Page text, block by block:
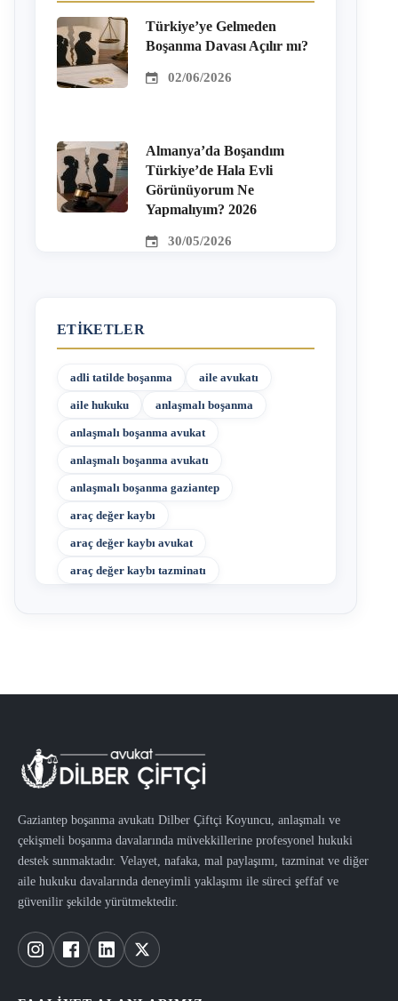
Türkiye’ye Gelmeden
Boşanma Davası Açılır mı?
02/06/2026
Almanya’da Boşandım
Türkiye’de Hala Evli
Görünüyorum Ne
Yapmalıyım? 2026
30/05/2026
ETIKETLER
adli tatilde boşanma aile avukatı
aile hukuku anlaşmalı boşanma
anlaşmalı boşanma avukat
anlaşmalı boşanma avukatı
anlaşmalı boşanma gaziantep
araç değer kaybı
araç değer kaybı avukat
araç değer kaybı tazminatı
Gaziantep boşanma avukatı Dilber Çiftçi Koyuncu, anlaşmalı ve
çekişmeli boşanma davalarında müvekkillerine profesyonel hukuki
destek sunmaktadır. Velayet, nafaka, mal paylaşımı, tazminat ve diğer
aile hukuku davalarında deneyimli yaklaşımı ile süreci şeffaf ve
güvenilir şekilde yürütmektedir.